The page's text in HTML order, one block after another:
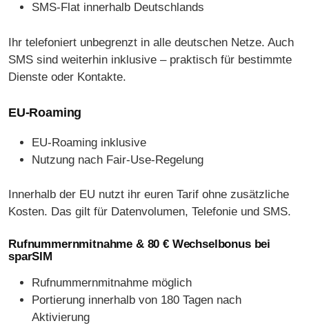
SMS-Flat innerhalb Deutschlands
Ihr telefoniert unbegrenzt in alle deutschen Netze. Auch
SMS sind weiterhin inklusive – praktisch für bestimmte
Dienste oder Kontakte.
EU-Roaming
EU-Roaming inklusive
Nutzung nach Fair-Use-Regelung
Innerhalb der EU nutzt ihr euren Tarif ohne zusätzliche
Kosten. Das gilt für Datenvolumen, Telefonie und SMS.
Rufnummernmitnahme & 80 € Wechselbonus bei
sparSIM
Rufnummernmitnahme möglich
Portierung innerhalb von 180 Tagen nach
Aktivierung